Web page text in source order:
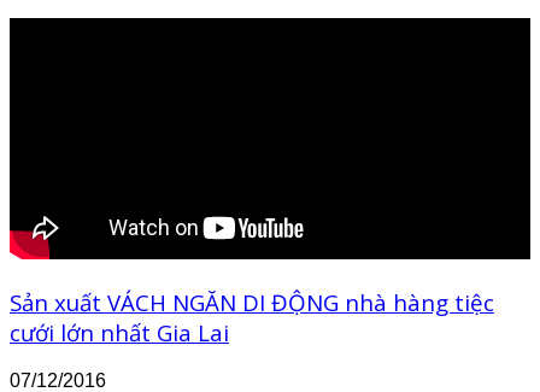
Sản xuất VÁCH NGĂN DI ĐỘNG nhà hàng tiệc
cưới lớn nhất Gia Lai
07/12/2016